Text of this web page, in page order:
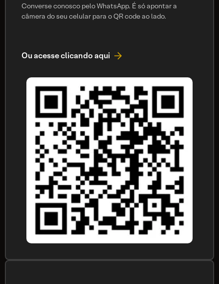
Converse conosco pelo WhatsApp. É só apontar a
câmera do seu celular para o QR code ao lado.
Ou acesse clicando aqui